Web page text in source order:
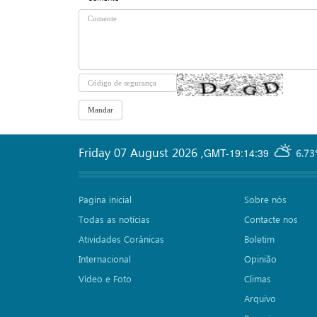
GMT-19:14:39
Friday 07 August 2026 ,
Pagina inicial
Todas as notícias
Atividades Corânicas
Internacional
Vídeo e Foto
Sobre nós
Contacte nos
Boletim
Opinião
Climas
Arquivo